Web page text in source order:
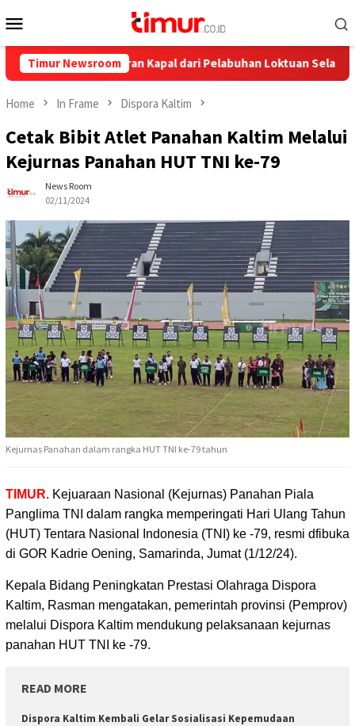
to
Menu
Timur Newsroom
Ini Pelayaran Kapal dari Pelabuhan Loktuan Selama Juli 2026
Home In Frame Dispora Kaltim
Cetak Bibit Atlet Panahan Kaltim Melalui
Kejurnas Panahan HUT TNI ke-79
News Room
02/11/2024
Kejurnas Panahan dalam rangka HUT TNI ke-79 tahun
TIMUR. Kejuaraan Nasional (Kejurnas) Panahan Piala
Panglima TNI dalam rangka memperingati Hari Ulang Tahun
(HUT) Tentara Nasional Indonesia (TNI) ke -79, resmi dfibuka
di GOR Kadrie Oening, Samarinda, Jumat (1/12/24).
Kepala Bidang Peningkatan Prestasi Olahraga Dispora
Kaltim, Rasman mengatakan, pemerintah provinsi (Pemprov)
melalui Dispora Kaltim mendukung pelaksanaan kejurnas
panahan HUT TNI ke -79.
READ MORE
Dispora Kaltim Kembali Gelar Sosialisasi Kepemudaan